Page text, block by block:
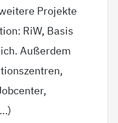
Projekte
RiW, Basis
Außerdem